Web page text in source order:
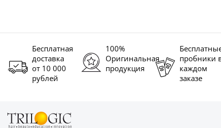
Бесплатная
доставка
от 10 000
рублей
100%
Оригинальная
продукция
пробники
каждом
заказе